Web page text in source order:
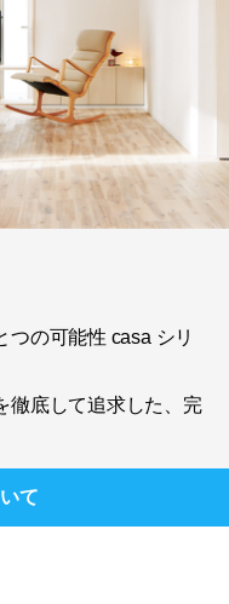
の可能性 casa シリ
徹底して追求した、完
て